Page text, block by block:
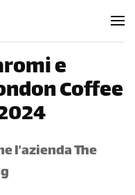
e
Coffee
l’azienda The